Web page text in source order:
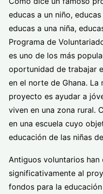
educas a un niño,
educas a una niña,
Programa de
es uno de los más
oportunidad de trabajar
en el norte de Ghana.
proyecto es ayudar a
viven en una zona rural.
en una escuela cuyo
educación de las niñas
Antiguos voluntarios han
significativamente al
fondos para la